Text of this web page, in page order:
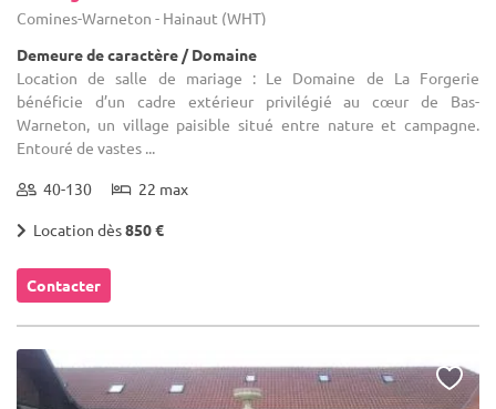
Comines-Warneton - Hainaut (WHT)
Demeure de caractère / Domaine
Location de salle de mariage : Le Domaine de La Forgerie
bénéficie d’un cadre extérieur privilégié au cœur de Bas-
Warneton, un village paisible situé entre nature et campagne.
Entouré de vastes ...
40-130 22 max
Location dès850 €
Contacter